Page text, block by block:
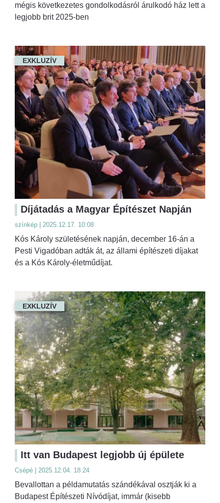
mégis következetes gondolkodásról árulkodó ház lett a
legjobb brit 2025-ben
EXKLUZÍV
Díjátadás a Magyar Építészet Napján
színkép | 2025.12.17. 10:08
Kós Károly születésének napján, december 16-án a
Pesti Vigadóban adták át, az állami építészeti díjakat
és a Kós Károly-életműdíjat.
EXKLUZÍV
Itt van Budapest legjobb új épülete
Csépé | 2025.12.04. 18:24
Bevallottan a példamutatás szándékával osztják ki a
Budapest Építészeti Nívódíjat, immár (kisebb